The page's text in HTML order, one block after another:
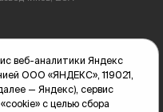
веб-аналитики Яндекс
ООО «ЯНДЕКС», 119021,
— Яндекс), сервис
с целью сбора